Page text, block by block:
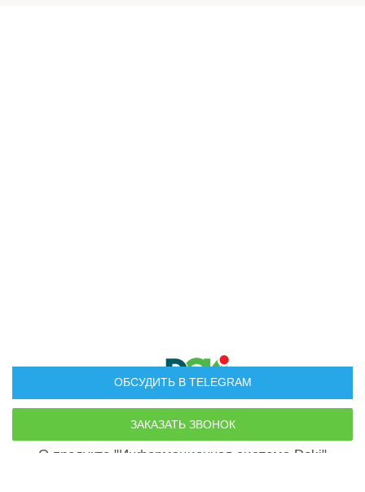
Руководство пользователя
О продукте "Информационная система Doki"
ОБСУДИТЬ В TELEGRAM